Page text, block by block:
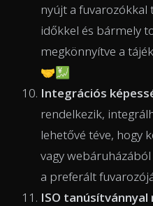
nyújt a fuvarozókkal
időkkel és bármely
megkönnyítve a
🤝💹
Integrációs
rendelkezik,
lehetővé téve, hogy
vagy
a preferált
ISO tanúsítvánnyal